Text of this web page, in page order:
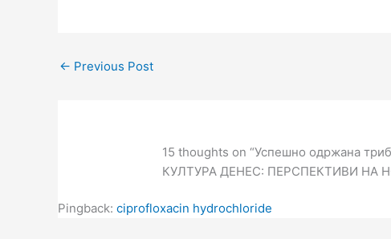
← Previous Post
15 thoughts on “Успешно одржана
КУЛТУРА ДЕНЕС: ПЕРСПЕКТИВИ НА
Pingback: ciprofloxacin hydrochloride